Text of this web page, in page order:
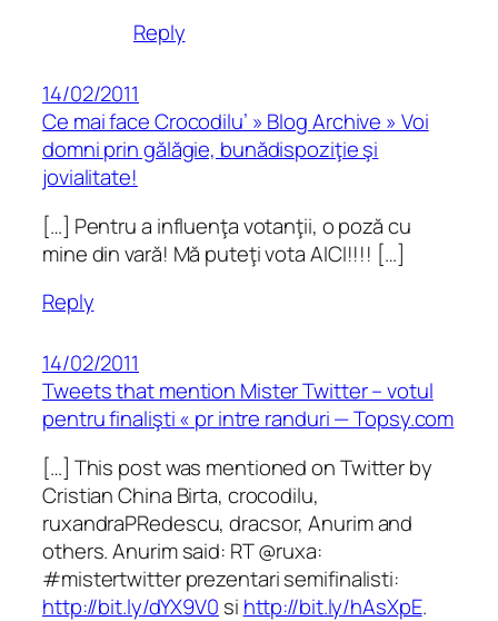
Reply
14/02/2011
Ce mai face Crocodilu’ » Blog Archive » Voi
domni prin gălăgie, bunădispoziţie şi
jovialitate!
[…] Pentru a influenţa votanţii, o poză cu
mine din vară! Mă puteţi vota AICI!!!! […]
Reply
14/02/2011
Tweets that mention Mister Twitter – votul
pentru finalişti « pr intre randuri — Topsy.com
[…] This post was mentioned on Twitter by
Cristian China Birta, crocodilu,
ruxandraPRedescu, dracsor, Anurim and
others. Anurim said: RT @ruxa:
#mistertwitter prezentari semifinalisti:
http://bit.ly/dYX9V0 si http://bit.ly/hAsXpE.